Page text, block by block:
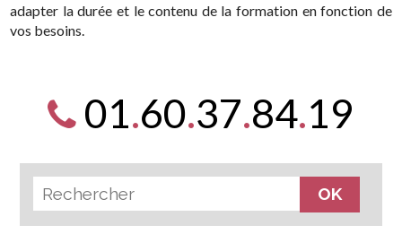
adapter la durée et le contenu de la formation en fonction de
vos besoins.
01.60.37.84.19